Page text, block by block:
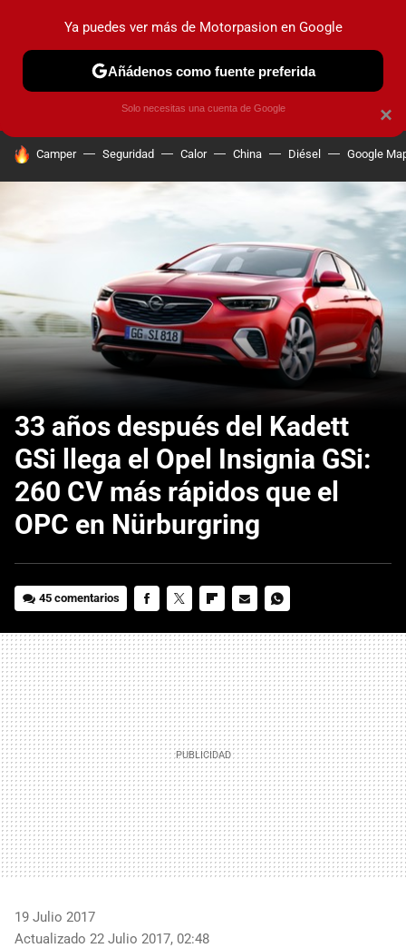
PRUEBAS COCHES ELÉCTRICOS OBSERVATORIO
HOY SE HABLA DE
Camper Seguridad Calor China Diésel Google
33 años después del Kadett
GSi llega el Opel Insignia GSi:
260 CV más rápidos que el
OPC en Nürburgring
45 comentarios
MAIL
19 Julio 2017
Actualizado 22 Julio 2017, 02:48
×
Ya puedes ver más de Motorpasion en Google
Añádenos como fuente preferida
Solo necesitas una cuenta de Google